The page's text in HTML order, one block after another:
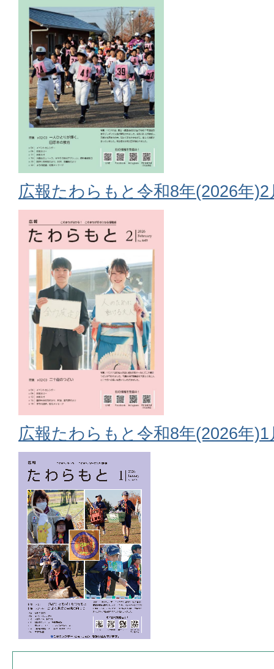
広報たわらもと令和8年(2026年)2
広報たわらもと令和8年(2026年)1